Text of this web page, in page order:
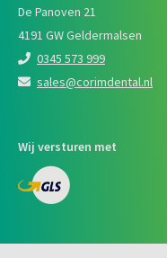
De Panoven 21
4191 GW Geldermalsen
0345 573 999
sales@corimdental.nl
Wij versturen met